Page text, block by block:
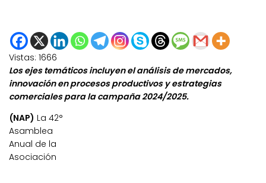
Vistas: 1666
Los ejes temáticos incluyen el análisis de mercados,
innovación en procesos productivos y estrategias
comerciales para la campaña 2024/2025.
(NAP) La 42°
Asamblea
Anual de la
Asociación